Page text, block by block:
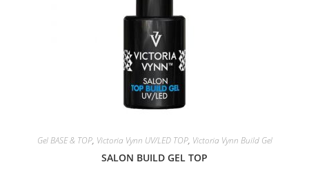
Gel BASE & TOP, Victoria Vynn UV/LED TOP, Victoria Vynn Build Gel
SALON BUILD GEL TOP